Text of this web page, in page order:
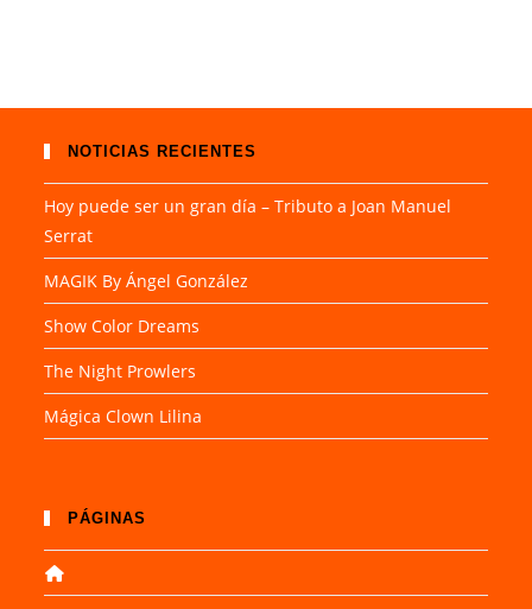
NOTICIAS RECIENTES
Hoy puede ser un gran día – Tributo a Joan Manuel
Serrat
MAGIK By Ángel González
Show Color Dreams
The Night Prowlers
Mágica Clown Lilina
PÁGINAS